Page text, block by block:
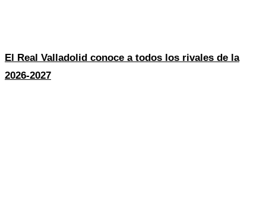
El Real Valladolid conoce a todos los rivales de la
2026-2027